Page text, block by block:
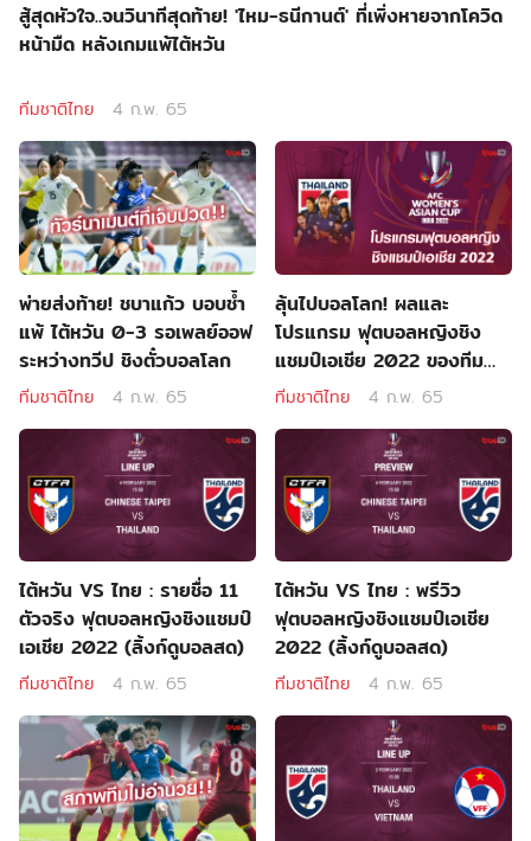
สู้สุดหัวใจ..จนวินาทีสุดท้าย! 'ไหม-ธนีกานต์' ที่เพิ่งหายจากโควิด
หน้ามืด​ หลังเกมแพ้ไต้หวัน
ทีมชาติไทย 4 ก.พ. 65
พ่ายส่งท้าย! ชบาแก้ว บอบช้ำ
แพ้ ไต้หวัน 0-3 รอเพลย์ออฟ
ระหว่างทวีป ชิงตั๋วบอลโลก
ทีมชาติไทย 4 ก.พ. 65
ลุ้นไปบอลโลก! ผลและ
โปรแกรม ฟุตบอลหญิงชิง
แชมป์เอเชีย 2022 ของทีม
ชาติไทย
ทีมชาติไทย 4 ก.พ. 65
ไต้หวัน VS ไทย : รายชื่อ 11
ตัวจริง ฟุตบอลหญิงชิงแชมป์
เอเชีย 2022 (ลิ้งก์ดูบอลสด)
ทีมชาติไทย 4 ก.พ. 65
ไต้หวัน VS ไทย : พรีวิว
ฟุตบอลหญิงชิงแชมป์เอเชีย
2022 (ลิ้งก์ดูบอลสด)
ทีมชาติไทย 4 ก.พ. 65